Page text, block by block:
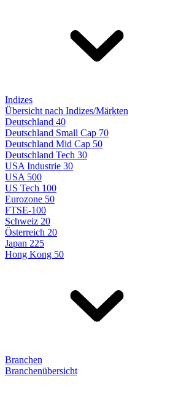
Indizes
Übersicht nach Indizes/Märkten
Deutschland 40
Deutschland Small Cap 70
Deutschland Mid Cap 50
Deutschland Tech 30
USA Industrie 30
USA 500
US Tech 100
Eurozone 50
FTSE-100
Schweiz 20
Österreich 20
Japan 225
Hong Kong 50
Branchen
Branchenübersicht